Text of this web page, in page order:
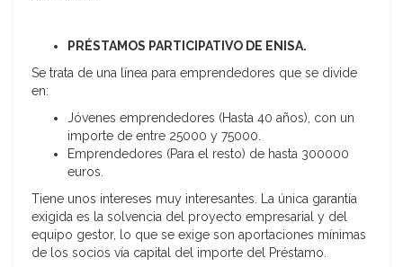
PRÉSTAMOS PARTICIPATIVO DE ENISA.
Se trata de una línea para emprendedores que se divide
en:
Jóvenes emprendedores (Hasta 40 años), con un
importe de entre 25000 y 75000.
Emprendedores (Para el resto) de hasta 300000
euros.
Tiene unos intereses muy interesantes. La única garantía
exigida es la solvencia del proyecto empresarial y del
equipo gestor, lo que se exige son aportaciones mínimas
de los socios vía capital del importe del Préstamo.